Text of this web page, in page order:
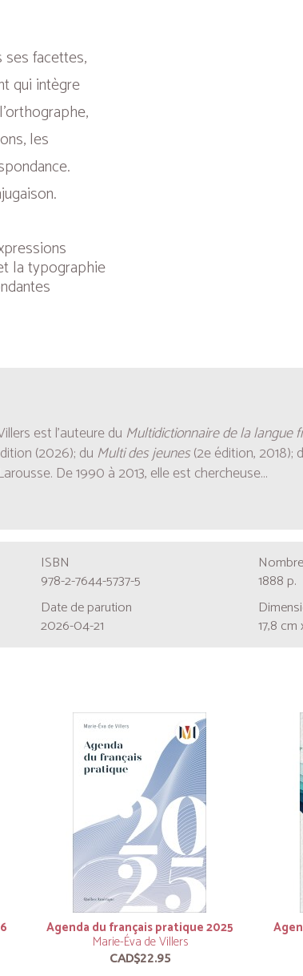
facettes,
qui intègre
les
la typographie
est l’auteure du Multidictionnaire de la langue
(2026); du Multi des jeunes(2e édition, 2018);
De 1990 à 2013, elle est chercheuse...
ISBN
978-2-7644-5737-5
Date de parution
2026-04-21
1888 p.
17,8
Agenda du français pratique 2025
Marie-Éva de Villers
CAD$22.95